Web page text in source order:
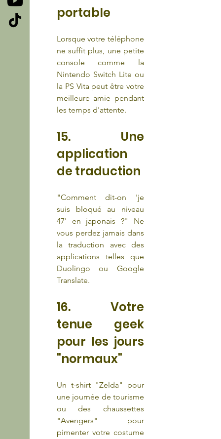
portable
Lorsque votre téléphone
ne suffit plus, une petite
console comme la
Nintendo Switch Lite ou
la PS Vita peut être votre
meilleure amie pendant
les temps d'attente.
15. Une
application
de traduction
"Comment dit-on 'je
suis bloqué au niveau
47' en japonais ?" Ne
vous perdez jamais dans
la traduction avec des
applications telles que
Duolingo ou Google
Translate.
16. Votre
tenue geek
pour les jours
"normaux"
Un t-shirt "Zelda" pour
une journée de tourisme
ou des chaussettes
"Avengers" pour
pimenter votre costume